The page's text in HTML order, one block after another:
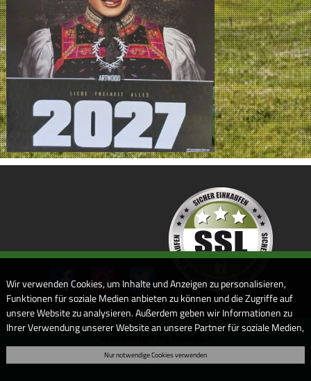
Webdesign by ARANES
Wir verwenden Cookies, um Inhalte und Anzeigen zu personalisieren,
Funktionen für soziale Medien anbieten zu können und die Zugriffe auf
unsere Website zu analysieren. Außerdem geben wir Informationen zu
Ihrer Verwendung unserer Website an unsere Partner für soziale Medien,
Informationen möglicherweise mit weiteren Daten zusammen, die Sie
Nur notwendige Cookies verwenden